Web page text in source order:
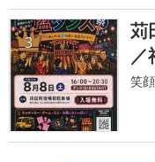
3
苅
／
笑